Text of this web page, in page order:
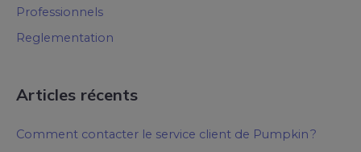
Professionnels
Reglementation
Articles récents
Comment contacter le service client de Pumpkin ?